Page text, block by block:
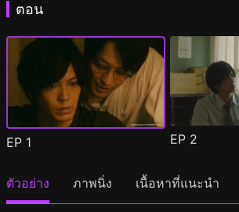
ตอน
EP 1 EP 2
ตัวอย่าง ภาพนิ่ง เนื้อหาที่แนะนำ